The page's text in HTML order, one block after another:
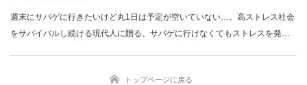
週末にサバゲに行きたいけど丸1日は予定が空いていない…。高ストレス社会
をサバイバルし続ける現代人に贈る、サバゲに行けなくてもストレスを発散
トップページに戻る